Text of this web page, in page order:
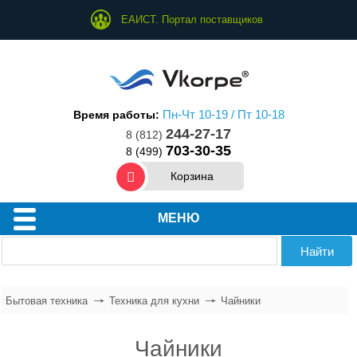
ЕАИСТ. Портал поставщиков
Время работы: Пн-Чт 10-19 / Пт 10-18
8 (812) 244-27-17
8 (499) 703-30-35
Корзина
МЕНЮ
Бытовая техника Техника для кухни Чайники
Чайники
Техника для кухни
Климатическое оборудование